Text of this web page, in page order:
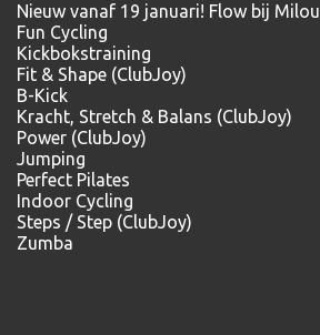
Nieuw vanaf 19 januari! Flow bij Milou
Fun Cycling
Kickbokstraining
Fit & Shape (ClubJoy)
B-Kick
Kracht, Stretch & Balans (ClubJoy)
Power (ClubJoy)
Jumping
Perfect Pilates
Indoor Cycling
Steps / Step (ClubJoy)
Zumba